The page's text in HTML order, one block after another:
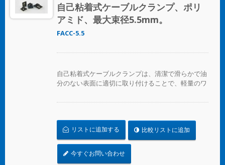
自己粘着式ケーブルクランプ、ポリ
アミド、最大束径5.5mm。
FACC-5.5
自己粘着式ケーブルクランプは、清潔で滑らかで油
分のない表面に適切に取り付けることで、軽量のワ
重い支持が必要な場合は、ネジ用の取り付け穴が用
表面に取り付け、その後、ケーブルタイを挿入して
ワイヤーバンドルを固定します。
リストに追加する 比較リストに追加
今すぐお問い合わせ